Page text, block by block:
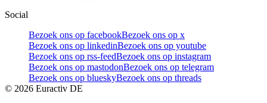
Social
Bezoek ons op facebookBezoek ons op x
Bezoek ons op linkedinBezoek ons op youtube
Bezoek ons op rss-feedBezoek ons op instagram
Bezoek ons op mastodonBezoek ons op telegram
Bezoek ons op blueskyBezoek ons op threads
© 2026 Euractiv DE